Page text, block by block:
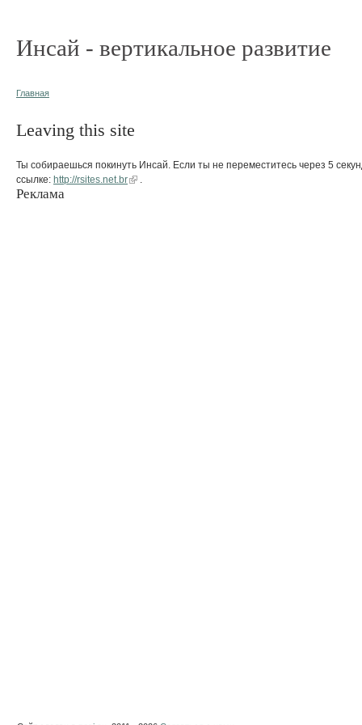
Инсай - вертикальное развитие
Главная
Leaving this site
Ты собираешься покинуть Инсай. Если ты не переместитесь через 5
ссылке: http://rsites.net.br
Реклама